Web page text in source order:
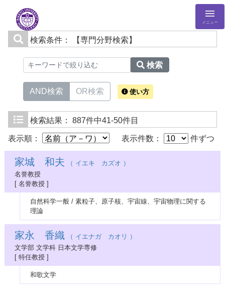
メニュー
検索条件： 【専門分野検索】
検索
AND検索 OR検索 使い方
検索結果： 887件中41-50件目
表示順： 表示件数： 件ずつ
家城 和夫 （ イエキ カズオ ）
名誉教授
[ 名誉教授 ]
自然科学一般 / 素粒子、原子核、宇宙線、宇宙物理に関する
理論
家永 香織 （ イエナガ カオリ ）
文学部 文学科 日本文学専修
[ 特任教授 ]
和歌文学